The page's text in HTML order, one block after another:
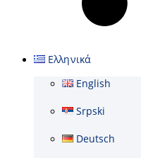
Ελληνικά
English
Srpski
Deutsch